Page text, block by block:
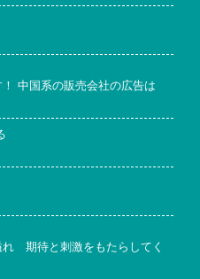
中国系の販売会社の広告は
れ 期待と刺激をもたらしてく